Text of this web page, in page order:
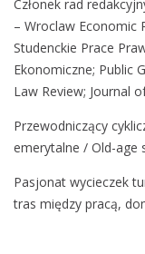
Członek rad
– Wroclaw Economic
Studenckie Prace
Ekonomiczne; Public
Law Review; Journal
Przewodniczący
emerytalne / Old-age
Pasjonat wycieczek
tras między pracą,